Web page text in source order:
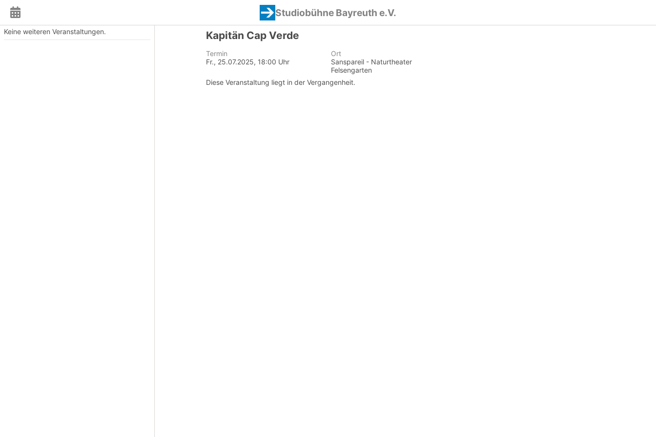
Studiobühne Bayreuth e.V.
Keine weiteren Veranstaltungen. Kapitän Cap Verde
Termin
Fr., 25.07.2025, 18:00 Uhr
Ort
Sanspareil - Naturtheater
Felsengarten
Diese Veranstaltung liegt in der Vergangenheit.